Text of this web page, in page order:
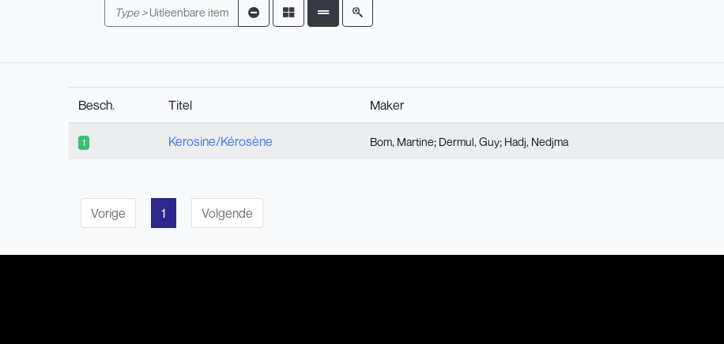
Type >Uitleenbare item
Besch. Titel Maker
1 Kerosine/Kérosène Bom, Martine Dermul, Guy Hadj, Nedjma
Vorige 1 Volgende